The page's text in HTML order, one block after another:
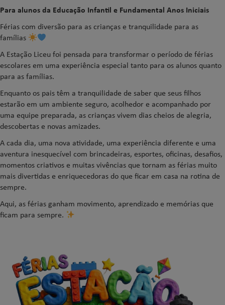
Para alunos da Educação Infantil e Fundamental Anos Iniciais
Férias com diversão para as crianças e tranquilidade para as
famílias
A Estação Liceu foi pensada para transformar o período de férias
escolares em uma experiência especial tanto para os alunos quanto
para as famílias.
Enquanto os pais têm a tranquilidade de saber que seus filhos
estarão em um ambiente seguro, acolhedor e acompanhado por
uma equipe preparada, as crianças vivem dias cheios de alegria,
descobertas e novas amizades.
A cada dia, uma nova atividade, uma experiência diferente e uma
aventura inesquecível com brincadeiras, esportes, oficinas, desafios,
momentos criativos e muitas vivências que tornam as férias muito
mais divertidas e enriquecedoras do que ficar em casa na rotina de
sempre.
Aqui, as férias ganham movimento, aprendizado e memórias que
ficam para sempre.